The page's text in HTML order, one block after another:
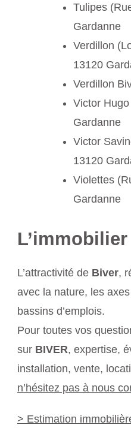
Tulipes
Gardanne
Verdillon
13120
Verdillon
Victor
Gardanne
Victor
13120
Violettes
Gardanne
L’attractivité de Biver,
avec la nature, les
bassins d’emplois.
Pour toutes vos
sur BIVER, expertise,
installation, vente,
n’hésitez pas à nous
> Estimation